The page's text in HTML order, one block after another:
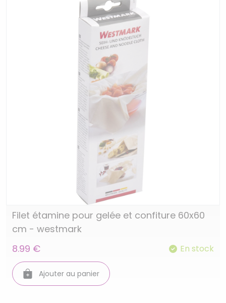
Filet étamine pour gelée et confiture 60x60
cm - westmark
8.99 €
En stock
Ajouter au panier